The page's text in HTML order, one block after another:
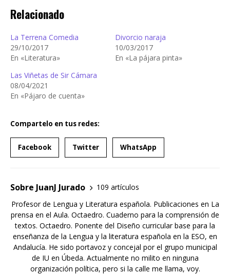
Relacionado
La Terrena Comedia
29/10/2017
En «Literatura»
Divorcio naraja
10/03/2017
En «La pájara pinta»
Las Viñetas de Sir Cámara
08/04/2021
En «Pájaro de cuenta»
Compartelo en tus redes:
Facebook Twitter WhatsApp
Sobre JuanJ Jurado
109 artículos
Profesor de Lengua y Literatura española. Publicaciones en La
prensa en el Aula. Octaedro. Cuaderno para la comprensión de
textos. Octaedro. Ponente del Diseño curricular base para la
enseñanza de la Lengua y la literatura española en la ESO, en
Andalucía. He sido portavoz y concejal por el grupo municipal
de IU en Úbeda. Actualmente no milito en ninguna
organización política, pero si la calle me llama, voy.